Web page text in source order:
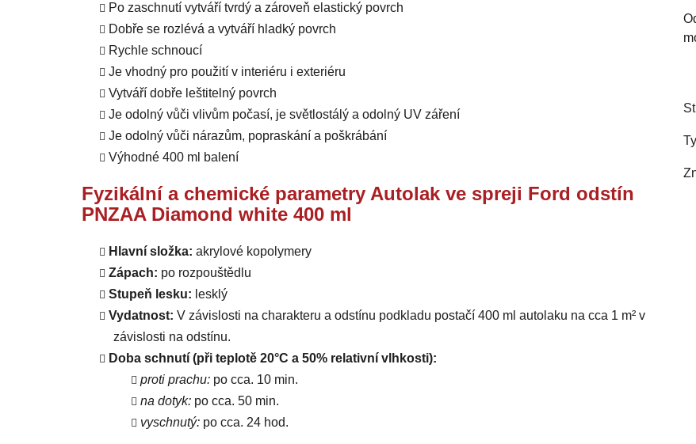
Po zaschnutí vytváří tvrdý a zároveň elastický povrch
Dobře se rozlévá a vytváří hladký povrch
Rychle schnoucí
Je vhodný pro použití v interiéru i exteriéru
Vytváří dobře leštitelný povrch
Je odolný vůči vlivům počasí, je světlostálý a odolný UV záření
Je odolný vůči nárazům, popraskání a poškrábání
Výhodné 400 ml balení
Fyzikální a chemické parametry Autolak ve spreji Ford odstín
PNZAA Diamond white 400 ml
Hlavní složka: akrylové kopolymery
Zápach: po rozpouštědlu
Stupeň lesku: lesklý
Vydatnost: V závislosti na charakteru a odstínu podkladu postačí 400 ml autolaku na cca 1 m² v
závislosti na odstínu.
Doba schnutí (při teplotě 20°C a 50% relativní vlhkosti):
proti prachu: po cca. 10 min.
na dotyk: po cca. 50 min.
vyschnutý: po cca. 24 hod.